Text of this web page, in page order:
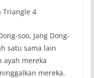
soo, Jang Dong-
satu sama lain
ayah mereka
mereka.